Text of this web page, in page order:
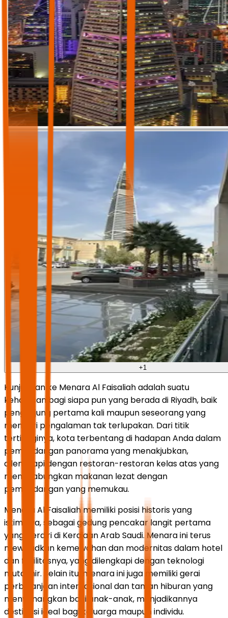
+1
Kunjungan ke Menara Al Faisaliah adalah suatu
keharusan bagi siapa pun yang berada di Riyadh, baik
pengunjung pertama kali maupun seseorang yang
mencari pengalaman tak terlupakan. Dari titik
tertingginya, kota terbentang di hadapan Anda dalam
pemandangan panorama yang menakjubkan,
dilengkapi dengan restoran-restoran kelas atas yang
menggabungkan makanan lezat dengan
pemandangan yang memukau.
Menara Al Faisaliah memiliki posisi historis yang
istimewa, sebagai gedung pencakar langit pertama
yang berdiri di Kerajaan Arab Saudi. Menara ini terus
mewujudkan kemewahan dan modernitas dalam hotel
dan fasilitasnya, yang dilengkapi dengan teknologi
mutakhir. Selain itu, menara ini juga memiliki gerai
perbelanjaan internasional dan taman hiburan yang
menyenangkan bagi anak-anak, menjadikannya
destinasi ideal bagi keluarga maupun individu.